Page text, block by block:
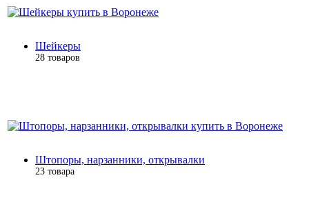
Шейкеры
28 товаров
Штопоры, нарзанники, открывалки
23 товара